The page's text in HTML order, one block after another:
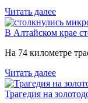
Читать далее
В Алтайском крае
На 74 километре
Читать далее
Трагедия на